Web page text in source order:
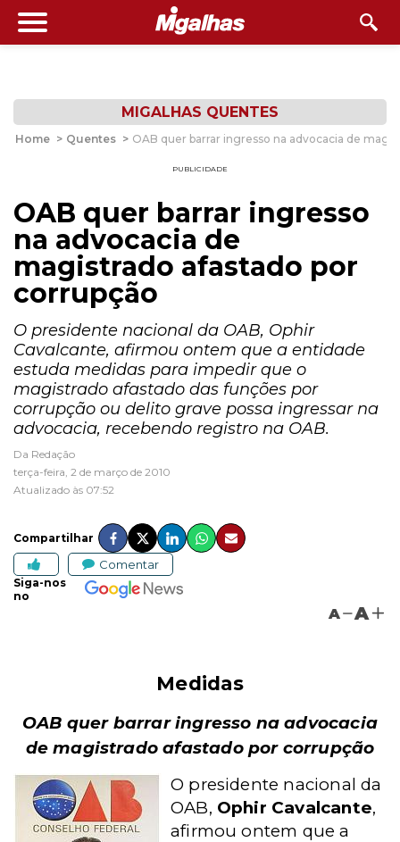
MIGALHAS QUENTES
Home > Quentes > OAB quer barrar ingresso na advocacia de
PUBLICIDADE
OAB quer barrar ingresso
na advocacia de
magistrado afastado por
corrupção
O presidente nacional da OAB, Ophir
Cavalcante, afirmou ontem que a entidade
estuda medidas para impedir que o
magistrado afastado das funções por
corrupção ou delito grave possa ingressar na
advocacia, recebendo registro na OAB.
Da Redação
terça-feira, 2 de março de 2010
Atualizado às 07:52
Compartilhar
Comentar
Siga-nos
no
A A
Medidas
OAB quer barrar ingresso na advocacia
de magistrado afastado por corrupção
O presidente nacional da
OAB, Ophir Cavalcante,
afirmou ontem que a